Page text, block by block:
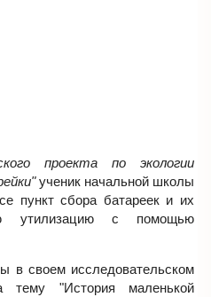
проекта по экологии
ученик начальной школы
пункт сбора батареек и их
утилизацию с помощью
в своем исследовательском
тему "История маленькой